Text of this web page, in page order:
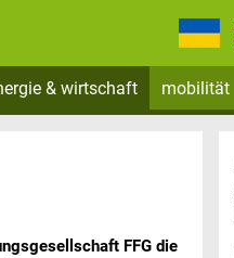
& wirtschaft mobilität
FFG die